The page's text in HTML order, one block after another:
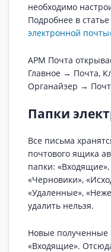
необходимо
Подробнее в статье
электронной
АРМ Почта
Главное → Почта,
Органайзер →
Папки
Все письма
почтового ящика
папки:
«Черновики»,
«Удаленные»,
удалить нельзя.
Новые полученные
«Входящие».